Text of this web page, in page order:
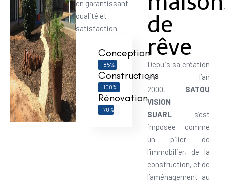
en garantissant
qualité et
satisfaction.
Conception
85%
Constructions
100%
Rénovation
70%
de
rêve
Depuis sa création
en l’an
2000, SATOU
VISION
SUARLs’est
imposée comme
un pilier de
l’immobilier, de la
construction, et de
l’aménagement au